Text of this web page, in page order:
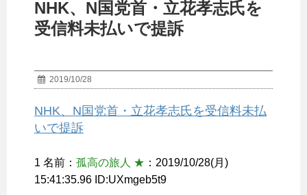
NHK、N国党首・立花孝志氏を
受信料未払いで提訴
2019/10/28
NHK、N国党首・立花孝志氏を受信料未払
いで提訴
1 名前： 孤高の旅人 ★ ：2019/10/28(月)
15:41:35.96 ID:UXmgeb5t9